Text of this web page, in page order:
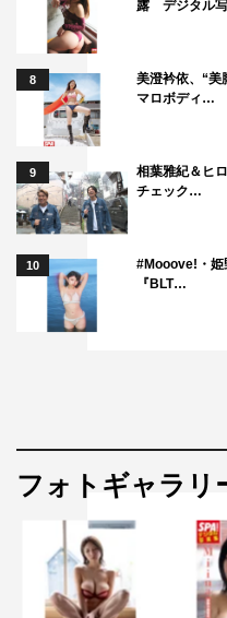
露 デジタル
8
美澄衿依、“美
マロボディ…
9
相葉雅紀＆ヒ
チェック…
10
#Mooove!・姫
『BLT…
フォトギャラリ